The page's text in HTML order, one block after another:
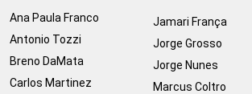
Ana Paula Franco
Antonio Tozzi
Breno DaMata
Carlos Martinez
Jamari França
Jorge Grosso
Jorge Nunes
Marcus Coltro